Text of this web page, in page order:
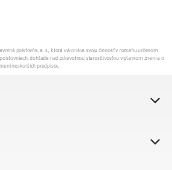
poisťovňa, a. s., ktorá vykonáva svoju činnosť v rozsahu určenom
dohľade nad zdravotnou starostlivosťou v platnom znení a o
neskorších predpisov.